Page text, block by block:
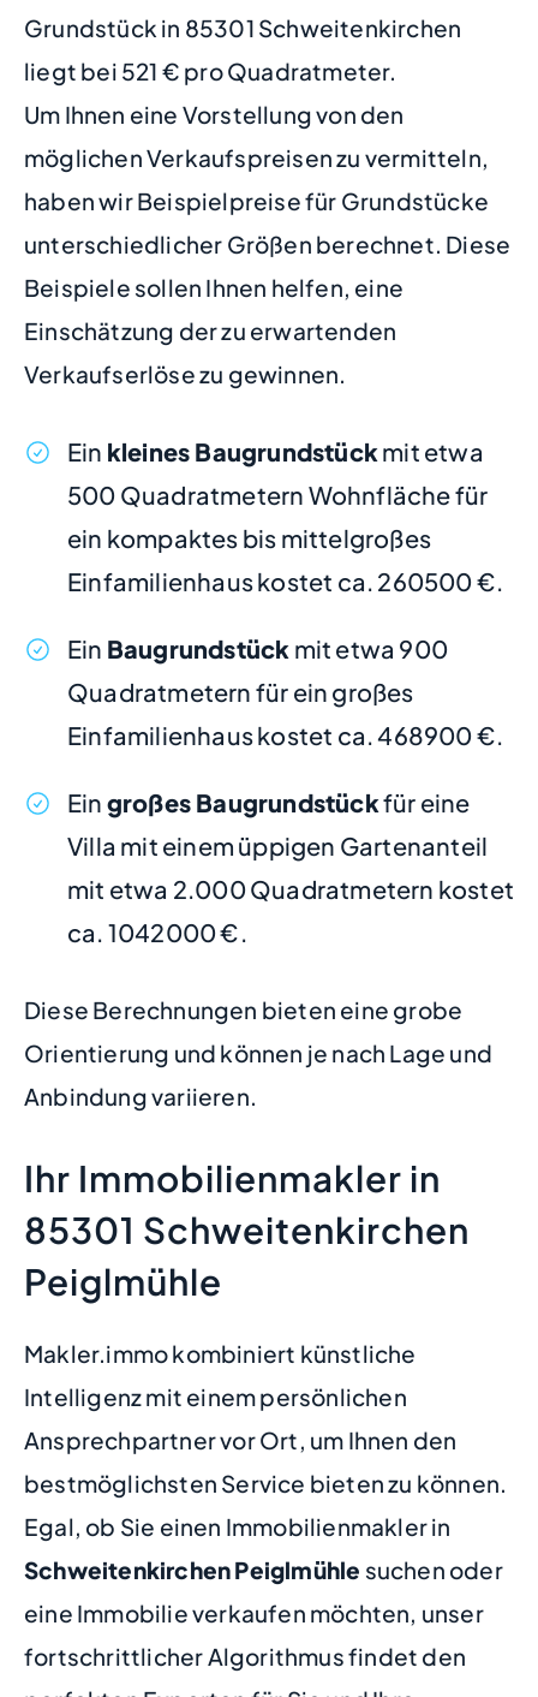
Grundstück in 85301 Schweitenkirchen
liegt bei 521 € pro Quadratmeter.
Um Ihnen eine Vorstellung von den
möglichen Verkaufspreisen zu vermitteln,
haben wir Beispielpreise für Grundstücke
unterschiedlicher Größen berechnet. Diese
Beispiele sollen Ihnen helfen, eine
Einschätzung der zu erwartenden
Verkaufserlöse zu gewinnen.
Ein kleines Baugrundstückmit etwa
500 Quadratmetern Wohnfläche für
ein kompaktes bis mittelgroßes
Einfamilienhaus kostet ca. 260500 €.
Ein Baugrundstück mit etwa 900
Quadratmetern für ein großes
Einfamilienhaus kostet ca. 468900 €.
Ein großes Baugrundstückfür eine
Villa mit einem üppigen Gartenanteil
mit etwa 2.000 Quadratmetern kostet
ca. 1042000 €.
Diese Berechnungen bieten eine grobe
Orientierung und können je nach Lage und
Anbindung variieren.
Ihr Immobilienmakler in
85301 Schweitenkirchen
Peiglmühle
Makler.immo kombiniert künstliche
Intelligenz mit einem persönlichen
Ansprechpartner vor Ort, um Ihnen den
bestmöglichsten Service bieten zu können.
Egal, ob Sie einen Immobilienmakler in
Schweitenkirchen Peiglmühle suchen oder
eine Immobilie verkaufen möchten, unser
fortschrittlicher Algorithmus findet den